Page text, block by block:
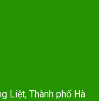
Liệt, Thành phố Hà